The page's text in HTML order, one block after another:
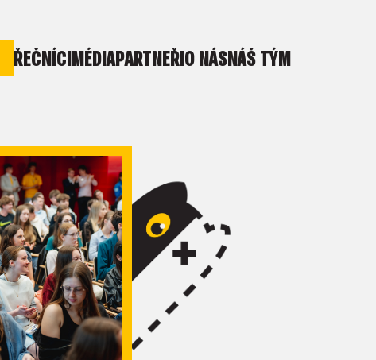
ŘEČNÍCIMÉDIAPARTNEŘIO NÁSNÁŠ TÝM